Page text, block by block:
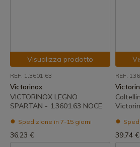
Visualizza prodotto
REF: 1.3601.63
Victorinox
VICTORINOX LEGNO
SPARTAN - 1.3601.63 NOCE
Spedizione in 7-15 giorni
36,23 €
REF:
39,74 €